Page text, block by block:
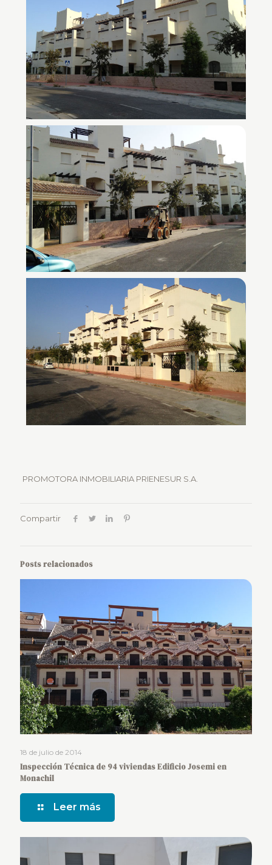
PROMOTORA INMOBILIARIA PRIENESUR S.A.
Compartir
Posts relacionados
18 de julio de 2014
Inspección Técnica de 94 viviendas Edificio Josemi en
Monachil
Leer más